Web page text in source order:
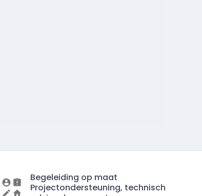
Begeleiding op maat
Projectondersteuning, technisch